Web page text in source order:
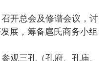
开总会及修谱会议，讨
展，筹备扈氏商务小组
观三孔（孔府、孔庙、